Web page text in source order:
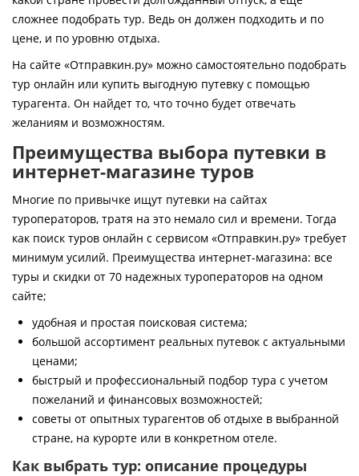
Контакты
сложнее подобрать тур. Ведь он должен подходить и по
цене, и по уровню отдыха.
На сайте «Отправкин.ру» можно самостоятельно подобрать
тур онлайн или купить выгодную путевку с помощью
турагента. Он найдет то, что точно будет отвечать
желаниям и возможностям.
Преимущества выбора путевки в
интернет-магазине туров
Многие по привычке ищут путевки на сайтах
туроператоров, тратя на это немало сил и времени. Тогда
как поиск туров онлайн с сервисом «Отправкин.ру» требует
минимум усилий. Преимущества интернет-магазина: все
туры и скидки от 70 надежных туроператоров на одном
сайте;
удобная и простая поисковая система;
большой ассортимент реальных путевок с актуальными
ценами;
быстрый и профессиональный подбор тура с учетом
пожеланий и финансовых возможностей;
советы от опытных турагентов об отдыхе в выбранной
стране, на курорте или в конкретном отеле.
Как выбрать тур: описание процедуры